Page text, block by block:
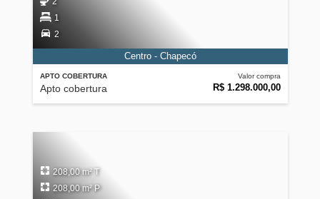
APTO COBERTURA
Apto cobertura
Valor compra
R$ 1.298.000,00
1
2
Centro - Chapecó
208,00 m² T
208,00 m² P